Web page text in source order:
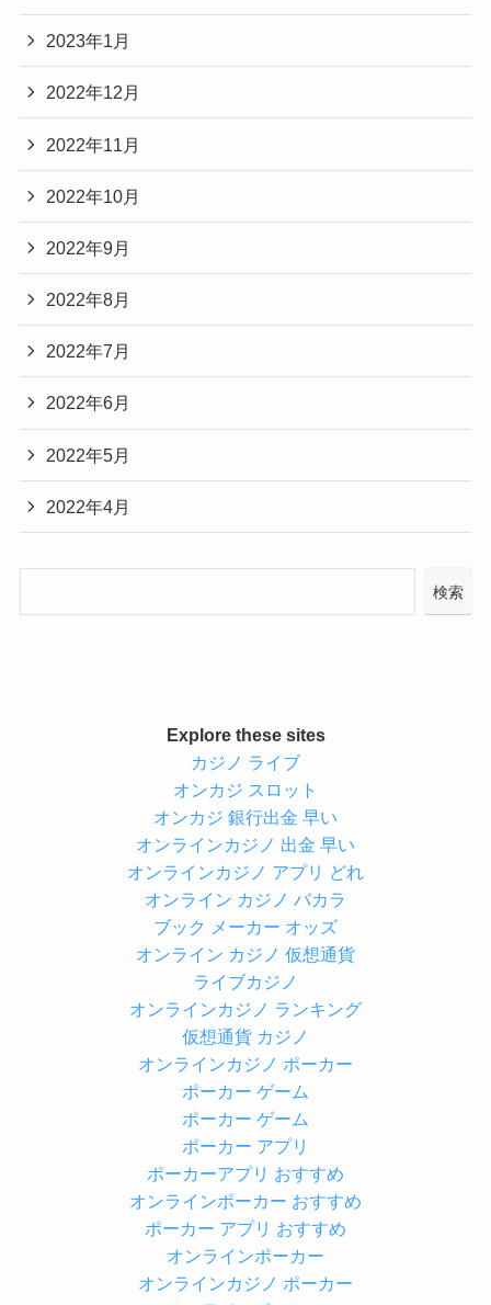
2023年1月
2022年12月
2022年11月
2022年10月
2022年9月
2022年8月
2022年7月
2022年6月
2022年5月
2022年4月
検索
Explore these sites
カジノ ライブ
オンカジ スロット
オンカジ 銀行出金 早い
オンラインカジノ 出金 早い
オンラインカジノ アプリ どれ
オンライン カジノ バカラ
ブック メーカー オッズ
オンライン カジノ 仮想通貨
ライブカジノ
オンラインカジノ ランキング
仮想通貨 カジノ
オンラインカジノ ポーカー
ポーカー ゲーム
ポーカー ゲーム
ポーカー アプリ
ポーカーアプリ おすすめ
オンラインポーカー おすすめ
ポーカー アプリ おすすめ
オンラインポーカー
オンラインカジノ ポーカー